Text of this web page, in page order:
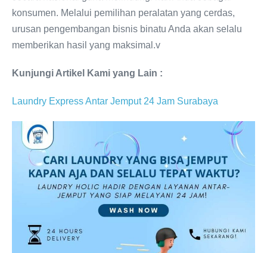
konsumen. Melalui pemilihan peralatan yang cerdas,
urusan pengembangan bisnis binatu Anda akan selalu
memberikan hasil yang maksimal.v
Kunjungi Artikel Kami yang Lain :
Laundry Express Antar Jemput 24 Jam Surabaya